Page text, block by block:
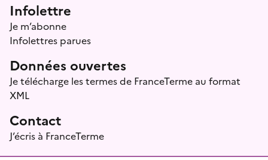
Infolettre
Je m’abonne
Infolettres parues
Données ouvertes
Je télécharge les termes de FranceTerme au format
XML
Contact
J’écris à FranceTerme